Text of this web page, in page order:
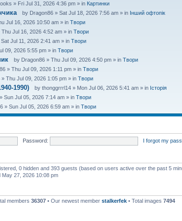
» Fri Jul 31, 2026 4:36 pm » in Картинки
by Dragon86» Sat Jul 18, 2026 7:56 am » in Інший офтопік
Jul 16, 2026 10:50 am » in Твори
Jul 16, 2026 4:52 am » in Твори
Jul 11, 2026 2:41 am » in Твори
09, 2026 5:55 pm » in Твори
by Dragon86» Thu Jul 09, 2026 4:50 pm » in Твори
» Thu Jul 09, 2026 1:11 pm » in Твори
» Thu Jul 09, 2026 1:05 pm » in Твори
1990) by thonggrrrl14» Mon Jul 06, 2026 5:41 am » in Історія
Sun Jul 05, 2026 7:14 am » in Твори
» Sun Jul 05, 2026 6:59 am » in Твори
Password: I forgot my
0 hidden and 393 guests (based on users active over the past 5
May 27, 2026 10:08 pm
members 36307 • Our newest member stalkerfek • Total images 7494